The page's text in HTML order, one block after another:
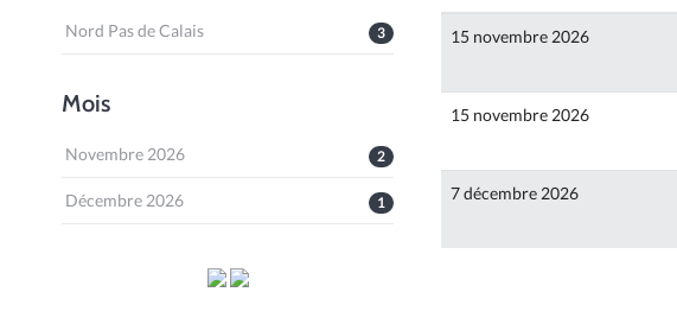
3
Nord Pas de Calais
Mois
2
Novembre 2026
1
Décembre 2026
15 novembre 2026
15 novembre 2026
7 décembre 2026